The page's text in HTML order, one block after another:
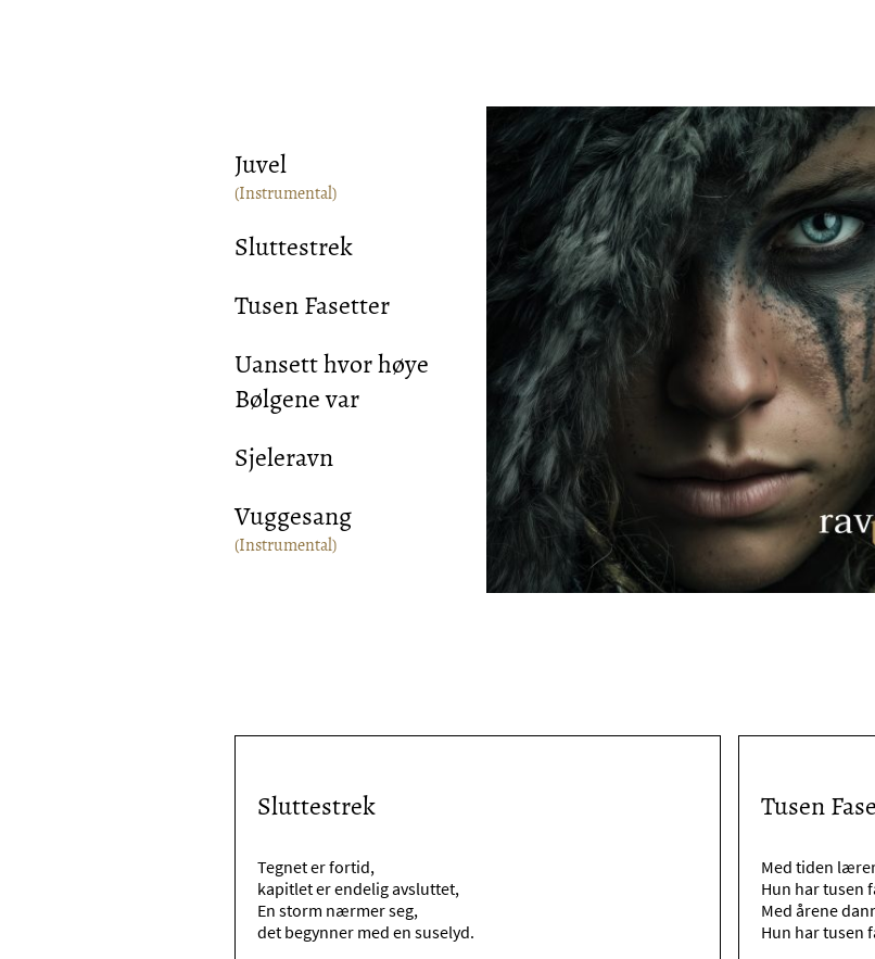
Juvel
(Instrumental)
Sluttestrek
Tusen Fasetter
Uansett hvor høye
Bølgene var
Sjeleravn
Vuggesang
(Instrumental)
Sluttestrek
Tegnet er fortid,
kapitlet er endelig avsluttet,
En storm nærmer seg,
det begynner med en suselyd.
Tusen
Med tiden
Hun har tusen
Med årene
Hun har tusen